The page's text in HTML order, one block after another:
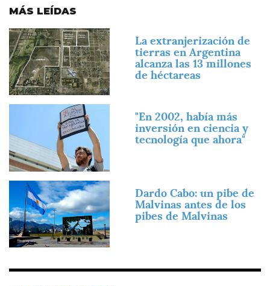
MÁS LEÍDAS
Imagen
La extranjerización de
tierras en Argentina
alcanza las 13 millones
de héctareas
"En 2002, había más
inversión en ciencia y
tecnología que ahora"
Imagen
Dardo Cabo: un pibe de
Malvinas antes de los
pibes de Malvinas